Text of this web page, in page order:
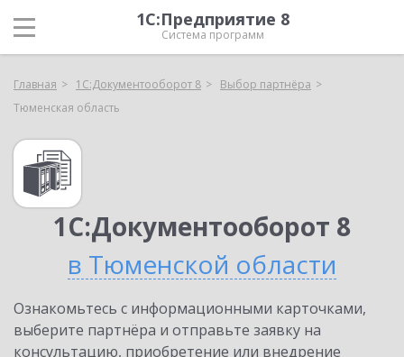
1С:Предприятие 8
Система программ
Главная 1С:Документооборот 8
Выбор партнёра
Тюменская область
1С:Документооборот 8
в Тюменской области
Ознакомьтесь с информационными карточками,
выберите партнёра и отправьте заявку на
консультацию, приобретение или внедрение